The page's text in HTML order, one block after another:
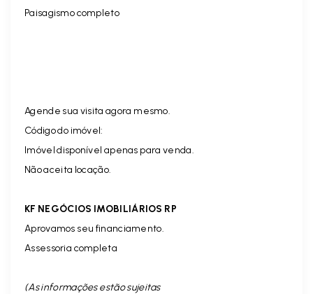
Paisagismo completo
Agende sua visita agora mesmo.
Código do imóvel:
Imóvel disponível apenas para venda.
Não aceita locação.
KF NEGÓCIOS IMOBILIÁRIOS RP
Aprovamos seu financiamento.
Assessoria completa
(As informações estão sujeitas